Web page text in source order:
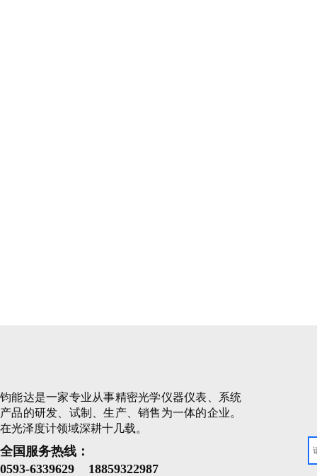
钧能达是一家专业从事精密光学仪器仪表、系统
产品的研发、试制、生产、销售为一体的企业。
在光泽度计领域深耕十几载。
全国服务热线：
0593-6339629 18859322987